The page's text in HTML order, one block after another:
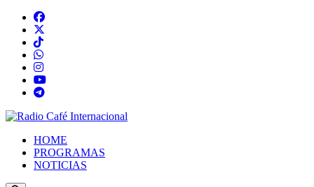
HOME
PROGRAMAS
NOTICIAS